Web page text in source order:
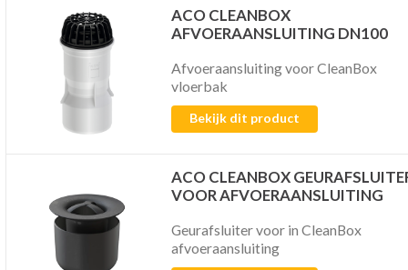
ACO CLEANBOX
AFVOERAANSLUITING DN100
Afvoeraansluiting voor CleanBox
vloerbak
Bekijk dit product
ACO CLEANBOX
VOOR AFVOERAANSLUITING
Geurafsluiter voor in CleanBox
afvoeraansluiting